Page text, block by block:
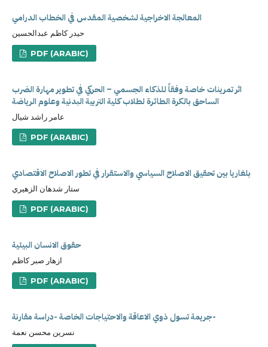
المعالجة الاخراجية لشخصية المقدس في الخطاب الدرامي
حيدر كاظم عبدالحسين
PDF (ARABIC)
اثر تمرينات خاصة وفقاً للذكاء الجسمي – الحركي في تطوير مهارة الضرب
الساحق بالكرة الطائرة لطلاب كلية التربية البدنية وعلوم الرياضة
عامر راشد شيال
PDF (ARABIC)
بلغاريا بين تحقيق الاصلاح السياسي والاستقرار في تطور الاصلاح الاقتصادي
ستار شدهان الزهيري
PDF (ARABIC)
حقوق الانسان البيئية
ازهار صبر كاظم
PDF (ARABIC)
جريمة تسول ذوي الاعاقة والاحتياجات الخاصة -دراسة مقارنة-
نسرين محسن نعمة